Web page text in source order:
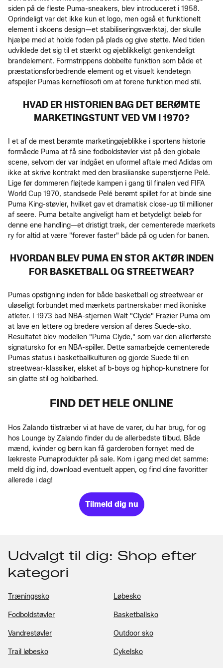
siden på de fleste Puma-sneakers, blev introduceret i 1958.
Oprindeligt var det ikke kun et logo, men også et funktionelt
element i skoens design—et stabiliseringsværktøj, der skulle
hjælpe med at holde foden på plads og give støtte. Med tiden
udviklede det sig til et stærkt og øjeblikkeligt genkendeligt
brandelement. Formstrippens dobbelte funktion som både et
præstationsforbedrende element og et visuelt kendetegn
afspejler Pumas kernefilosofi om at forene funktion med stil.
HVAD ER HISTORIEN BAG DET BERØMTE
MARKETINGSTUNT VED VM I 1970?
I et af de mest berømte marketingøjeblikke i sportens historie
formåede Puma at få sine fodboldstøvler vist på den globale
scene, selvom der var indgået en uformel aftale med Adidas om
ikke at skrive kontrakt med den brasilianske superstjerne Pelé.
Lige før dommeren fløjtede kampen i gang til finalen ved FIFA
World Cup 1970, standsede Pelé berømt spillet for at binde sine
Puma King-støvler, hvilket gav et dramatisk close-up til millioner
af seere. Puma betalte angiveligt ham et betydeligt beløb for
denne ene handling—et dristigt træk, der cementerede mærkets
ry for altid at være "forever faster" både på og uden for banen.
HVORDAN BLEV PUMA EN STOR AKTØR INDEN
FOR BASKETBALL OG STREETWEAR?
Pumas opstigning inden for både basketball og streetwear er
uløseligt forbundet med mærkets partnerskaber med ikoniske
atleter. I 1973 bad NBA-stjernen Walt "Clyde" Frazier Puma om
at lave en lettere og bredere version af deres Suede-sko.
Resultatet blev modellen "Puma Clyde," som var den allerførste
signatursko for en NBA-spiller. Dette samarbejde cementerede
Pumas status i basketballkulturen og gjorde Suede til en
streetwear-klassiker, elsket af b-boys og hiphop-kunstnere for
sin glatte stil og holdbarhed.
FIND DET HELE ONLINE
Hos Zalando tilstræber vi at have de varer, du har brug, for og
hos Lounge by Zalando finder du de allerbedste tilbud. Både
mænd, kvinder og børn kan få garderoben fornyet med de
lækreste Pumaprodukter på sale. Kom i gang med det samme:
meld dig ind, download eventuelt appen, og find dine favoritter
allerede i dag!
Tilmeld dig nu
Udvalgt til dig: Shop efter
kategori
Træningssko Løbesko
Fodboldstøvler Basketballsko
Vandrestøvler Outdoor sko
Trail løbesko Cykelsko